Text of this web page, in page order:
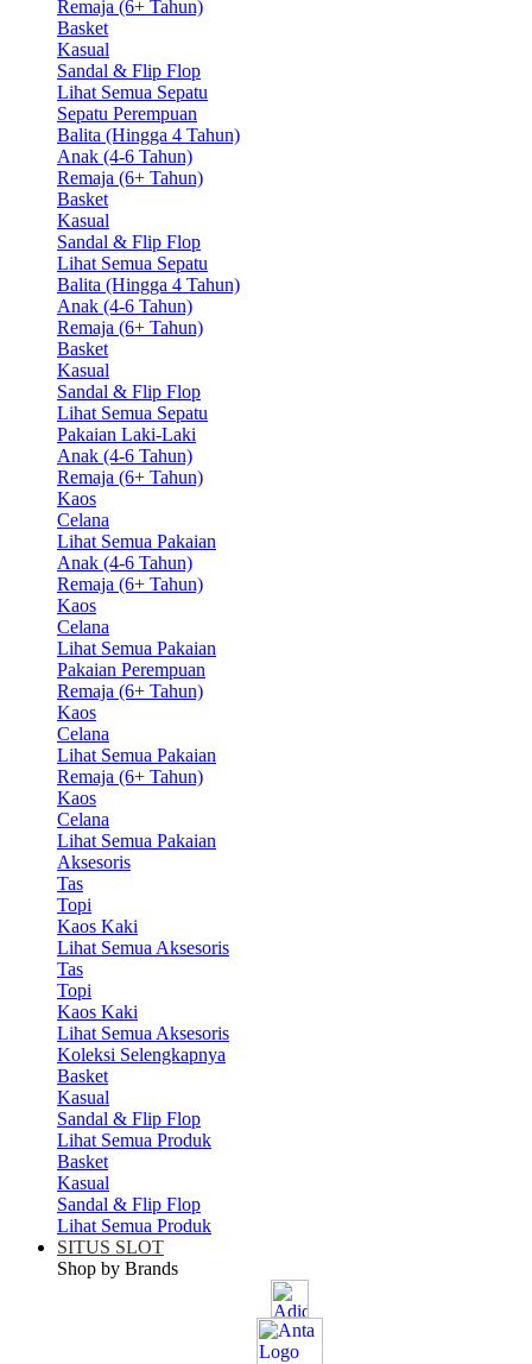
Remaja (6+ Tahun)
Basket
Kasual
Sandal & Flip Flop
Lihat Semua Sepatu
Sepatu Perempuan
Balita (Hingga 4 Tahun)
Anak (4-6 Tahun)
Remaja (6+ Tahun)
Basket
Kasual
Sandal & Flip Flop
Lihat Semua Sepatu
Balita (Hingga 4 Tahun)
Anak (4-6 Tahun)
Remaja (6+ Tahun)
Basket
Kasual
Sandal & Flip Flop
Lihat Semua Sepatu
Pakaian Laki-Laki
Anak (4-6 Tahun)
Remaja (6+ Tahun)
Kaos
Celana
Lihat Semua Pakaian
Anak (4-6 Tahun)
Remaja (6+ Tahun)
Kaos
Celana
Lihat Semua Pakaian
Pakaian Perempuan
Remaja (6+ Tahun)
Kaos
Celana
Lihat Semua Pakaian
Remaja (6+ Tahun)
Kaos
Celana
Lihat Semua Pakaian
Aksesoris
Tas
Topi
Kaos Kaki
Lihat Semua Aksesoris
Tas
Topi
Kaos Kaki
Lihat Semua Aksesoris
Koleksi Selengkapnya
Basket
Kasual
Sandal & Flip Flop
Lihat Semua Produk
Basket
Kasual
Sandal & Flip Flop
Lihat Semua Produk
SITUS SLOT
Shop by Brands